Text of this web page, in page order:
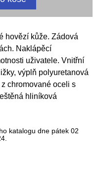
hovězí kůže. Zádová
Naklápěcí
uživatele. Vnitřní
výplň polyuretanová
chromované oceli s
hliníková
katalogu dne pátek 02